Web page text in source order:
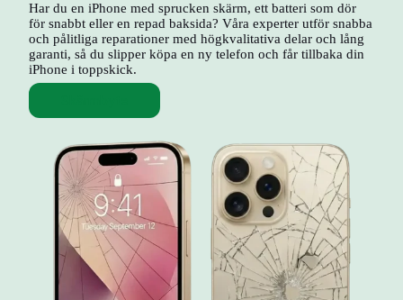
Har du en iPhone med sprucken skärm, ett batteri som dör
för snabbt eller en repad baksida? Våra experter utför snabba
och pålitliga reparationer med högkvalitativa delar och lång
garanti, så du slipper köpa en ny telefon och får tillbaka din
iPhone i toppskick.